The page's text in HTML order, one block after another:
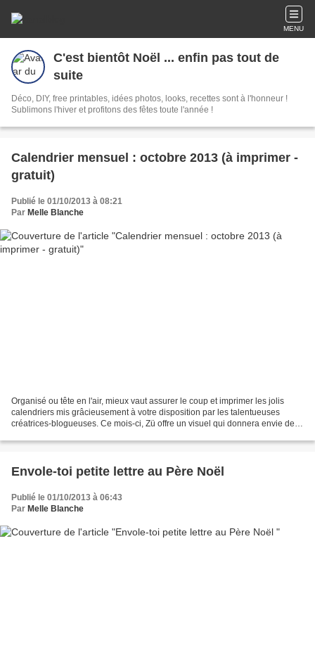
MENU
C'est bientôt Noël ... enfin pas tout de
suite
Déco, DIY, free printables, idées photos, looks, recettes sont à l'honneur !
Sublimons l'hiver et profitons des fêtes toute l'année !
Calendrier mensuel : octobre 2013 (à imprimer -
gratuit)
Publié le 01/10/2013 à 08:21
Par Melle Blanche
Organisé ou tête en l'air, mieux vaut assurer le coup et imprimer les jolis
calendriers mis grâcieusement à votre disposition par les talentueuses
créatrices-blogueuses. Ce mois-ci, Zü offre un visuel qui donnera envie de
Envole-toi petite lettre au Père Noël
Publié le 01/10/2013 à 06:43
Par Melle Blanche